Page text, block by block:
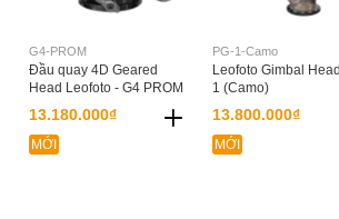
G4-PROM
Đầu quay 4D Geared
Head Leofoto - G4 PROM
13.180.000₫
MỚI
PG-1-Camo
Leofoto Gimbal
1 (Camo)
13.800.000₫
MỚI